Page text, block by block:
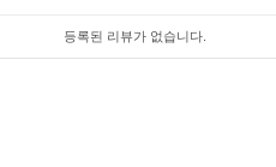
등록된 리뷰가 없습니다.